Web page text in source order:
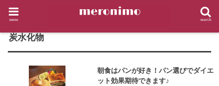
search
menu
HOME
炭水化物
朝食はパンが好き！パン選びでダイエ
ット効果期待できます♪